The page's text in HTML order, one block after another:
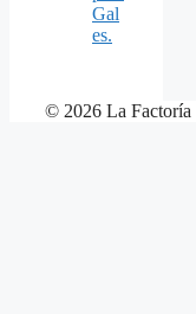
Gal
es.
© 2026 La Factoría